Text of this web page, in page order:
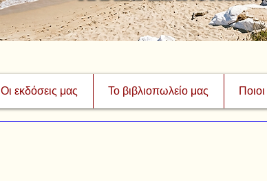
Οι εκδόσεις μας Το βιβλιοπωλείο μας